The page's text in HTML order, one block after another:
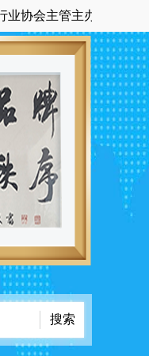
管主办国家级中央在